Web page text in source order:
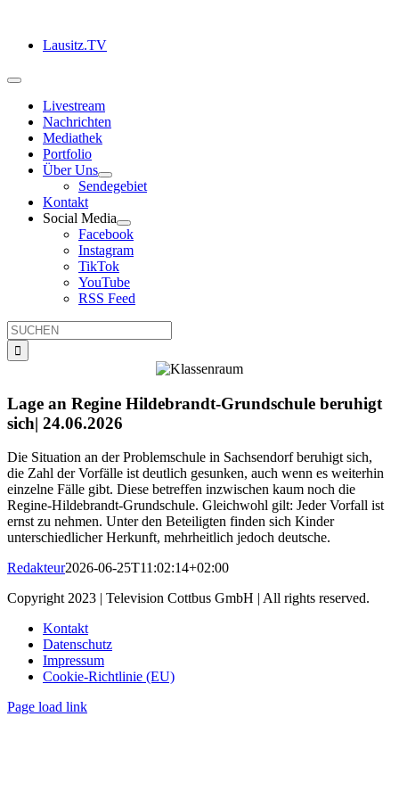
springenLausitz.TV
Toggle
NavigationLivestream
Nachrichten
Mediathek
Portfolio
Über Uns
Sendegebiet
Kontakt
Social Media
Facebook
Instagram
TikTok
YouTube
RSS Feed
Suche
nach:
Lage an Regine Hildebrandt-Grundschule beruhigt
sich| 24.06.2026
Die Situation an der Problemschule in Sachsendorf beruhigt sich,
die Zahl der Vorfälle ist deutlich gesunken, auch wenn es weiterhin
einzelne Fälle gibt. Diese betreffen inzwischen kaum noch die
Regine-Hildebrandt-Grundschule. Gleichwohl gilt: Jeder Vorfall ist
ernst zu nehmen. Unter den Beteiligten finden sich Kinder
unterschiedlicher Herkunft, mehrheitlich jedoch deutsche.
Redakteur2026-06-25T11:02:14+02:00
Copyright 2023 | Television Cottbus GmbH | All rights reserved.
Kontakt
Datenschutz
Impressum
Cookie-Richtlinie (EU)
Page load link